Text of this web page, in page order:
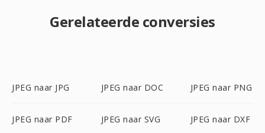
Gerelateerde conversies
JPEG naar JPG JPEG naar DOC JPEG naar PNG
JPEG naar PDF JPEG naar SVG JPEG naar DXF